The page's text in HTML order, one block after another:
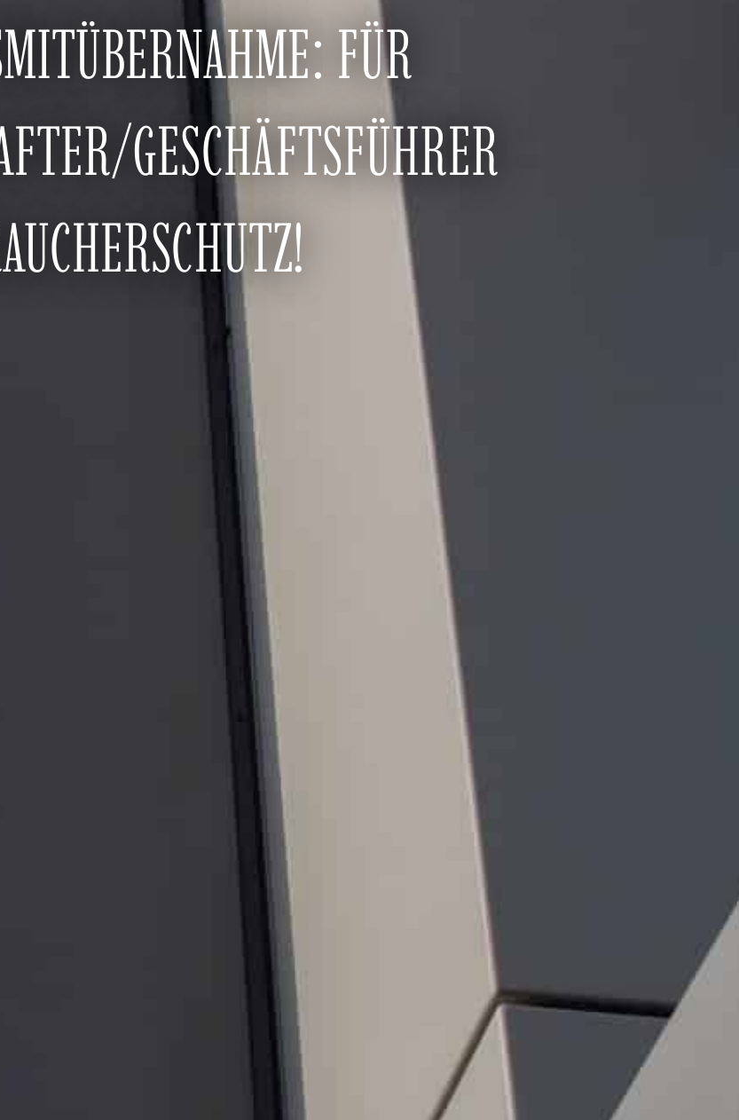
FÜR
GESCHÄFTSFÜHRER